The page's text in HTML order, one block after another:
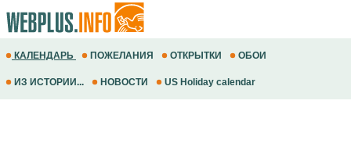
КАЛЕНДАРЬ ПОЖЕЛАНИЯ ОТКРЫТКИ ОБОИ
ИЗ ИСТОРИИ... НОВОСТИ US Holiday calendar